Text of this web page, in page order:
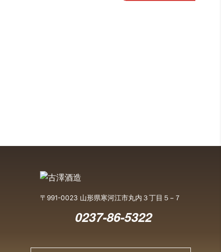
〒991-0023 山形県寒河江市丸内３丁目５−７
0237-86-5322